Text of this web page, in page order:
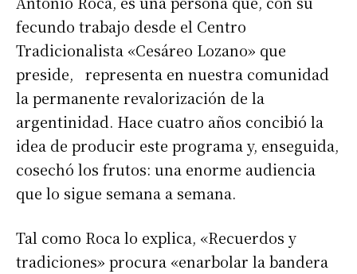
fecundo trabajo desde el Centro
Tradicionalista «Cesáreo Lozano» que
preside, representa en nuestra comunidad
la permanente revalorización de la
argentinidad. Hace cuatro años concibió la
idea de producir este programa y, enseguida,
cosechó los frutos: una enorme audiencia
que lo sigue semana a semana.
Tal como Roca lo explica, «Recuerdos y
tradiciones» procura «enarbolar la bandera